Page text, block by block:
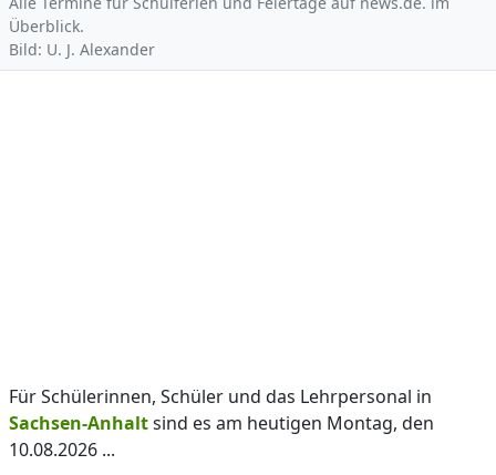
Überblick.
Bild: U. J. Alexander
Für Schülerinnen, Schüler und das Lehrpersonal in
Sachsen-Anhaltsind es am heutigen Montag, den
10.08.2026 ...